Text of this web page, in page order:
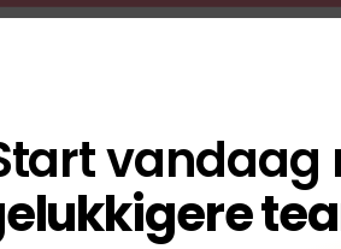
vandaag